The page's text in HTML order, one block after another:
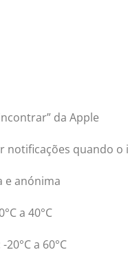
da Apple
notificações quando
e anónima
0°C a 40°C
-20°C a 60°C